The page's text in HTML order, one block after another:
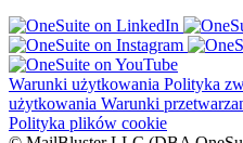
Warunki użytkowania Polityka
użytkowania Warunki
Polityka plików cookie